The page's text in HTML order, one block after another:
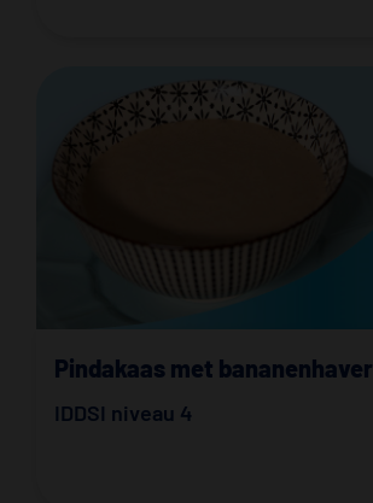
Pindakaas met bananenhaver
IDDSI niveau 4